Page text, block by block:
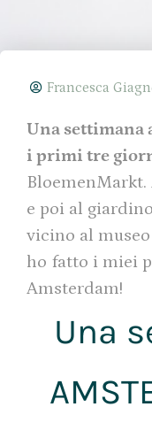
Francesca
Una settimana
i primi tre
e poi al
vicino al
ho fatto i miei
Amsterdam!
Una